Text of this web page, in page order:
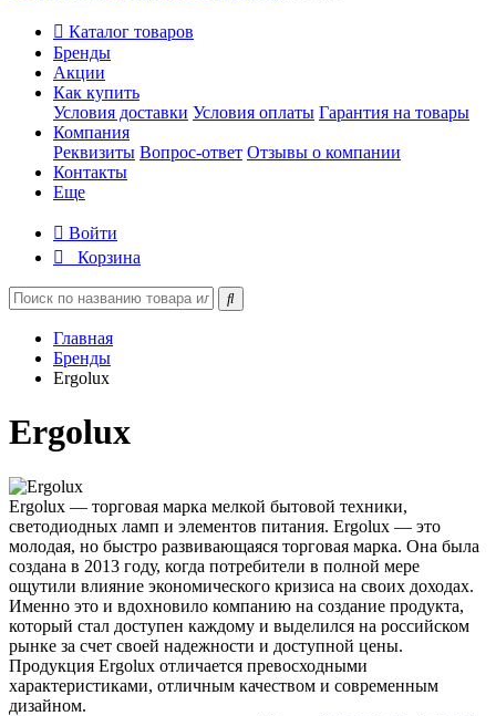
Каталог товаров
Бренды
Акции
Как купить
Условия доставки Условия оплаты Гарантия на товары
Компания
Реквизиты Вопрос-ответ Отзывы о компании
Контакты
Еще
Войти
Корзина
Главная
Бренды
Ergolux
Ergolux
Ergolux — торговая марка мелкой бытовой техники,
светодиодных ламп и элементов питания. Ergolux — это
молодая, но быстро развивающаяся торговая марка. Она была
создана в 2013 году, когда потребители в полной мере
ощутили влияние экономического кризиса на своих доходах.
Именно это и вдохновило компанию на создание продукта,
который стал доступен каждому и выделился на российском
рынке за счет своей надежности и доступной цены.
Продукция Ergolux отличается превосходными
характеристиками, отличным качеством и современным
дизайном.